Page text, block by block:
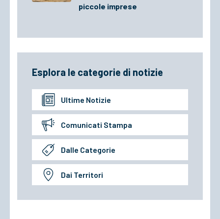
piccole imprese
Esplora le categorie di notizie
Ultime Notizie
Comunicati Stampa
Dalle Categorie
Dai Territori